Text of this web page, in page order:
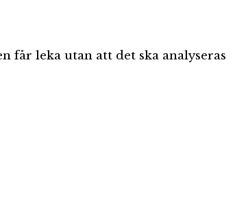
får leka utan att det ska analyseras